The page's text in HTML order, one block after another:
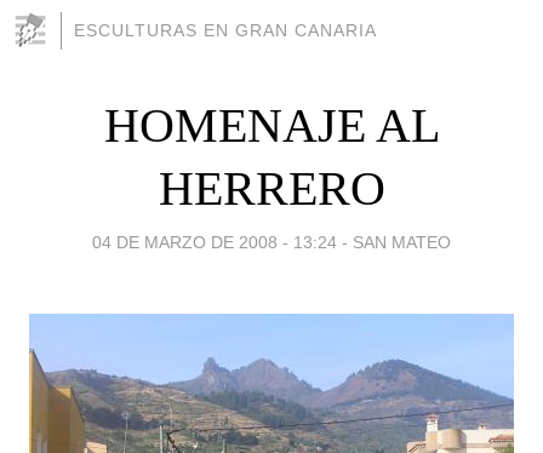
ESCULTURAS EN GRAN CANARIA
HOMENAJE AL
HERRERO
04 DE MARZO DE 2008 - 13:24 - SAN MATEO